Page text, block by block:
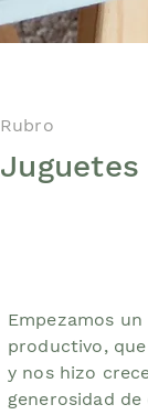
Rubro
Juguetes
Empezamos
productivo,
y nos hizo
generosidad